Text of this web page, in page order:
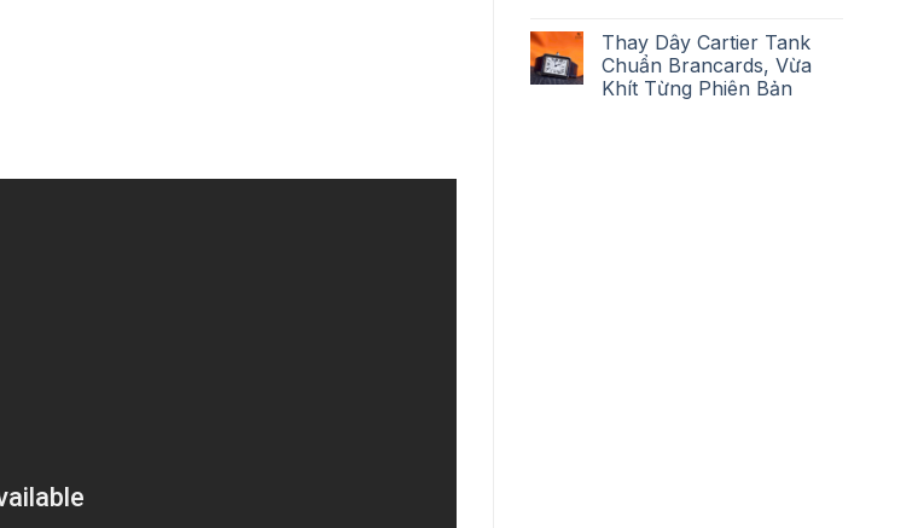
Thay Dây Cartier Tank
Chuẩn Brancards, Vừa
Khít Từng Phiên Bản